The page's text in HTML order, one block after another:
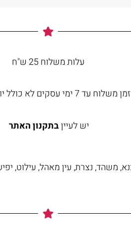
עלות משלוח 25 ש"ח
זמן משלוח עד 7 ימי עסקים לא כולל יום ההזמנה
יש לעייןבתקנון האתר
משהד, נצרת, עין מאהל, עילוט,